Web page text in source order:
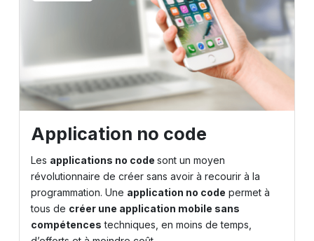
Application no code
Les applications no code sont un moyen
révolutionnaire de créer sans avoir à recourir à la
programmation. Une application no code permet à
tous de créer une application mobile sans
compétences techniques, en moins de temps,